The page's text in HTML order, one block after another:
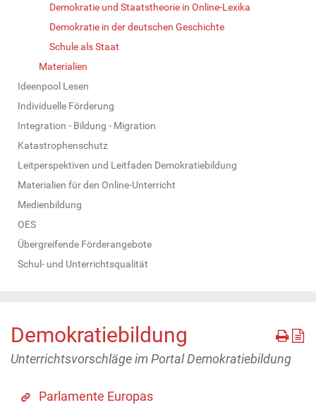
Demokratie und Staatstheorie in Online-Lexika
Demokratie in der deutschen Geschichte
Schule als Staat
Materialien
Ideenpool Lesen
Individuelle Förderung
Integration - Bildung - Migration
Katastrophenschutz
Leitperspektiven und Leitfaden Demokratiebildung
Materialien für den Online-Unterricht
Medienbildung
OES
Übergreifende Förderangebote
Schul- und Unterrichtsqualität
Demokratiebildung
Unterrichtsvorschläge im Portal Demokratiebildung
Parlamente Europas